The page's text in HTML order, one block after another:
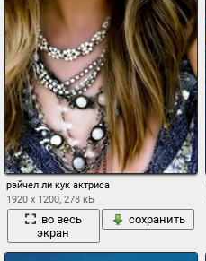
рэйчел ли кук актриса
1920 x 1200, 278 кБ
во весь
экран
сохранить